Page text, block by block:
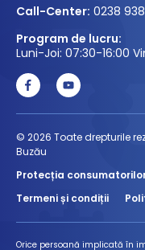
Call-Center: 0238 938
Program de lucru:
Luni-Joi: 07:30-16:00
© 2026 Toate drepturile
Buzău
Protecția
Termeni și condiții
Orice persoană implicată în